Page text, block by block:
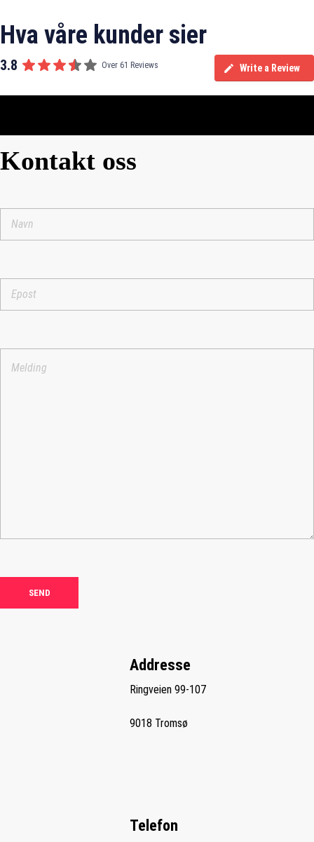
Hva våre kunder sier
3.8 Over 61 Reviews Write a Review
Kontakt oss
Addresse
Ringveien 99-107
9018 Tromsø
Telefon